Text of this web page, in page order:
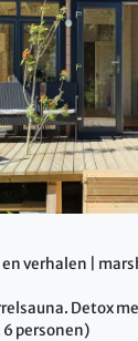
en verhalen |
Detox
6 personen)